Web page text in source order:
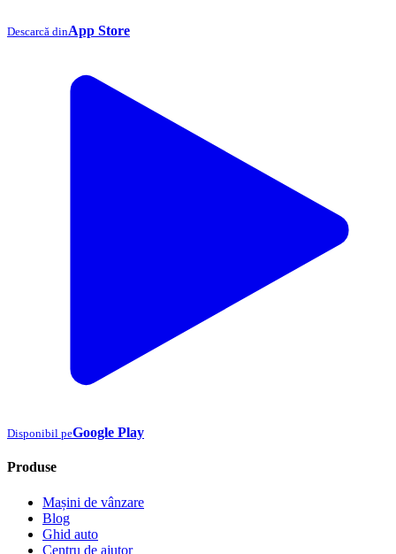
Descarcă dinApp Store
Disponibil peGoogle Play
Produse
Mașini de vânzare
Blog
Ghid auto
Centru de ajutor